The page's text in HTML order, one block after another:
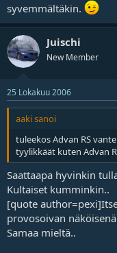
syvemmältäkin.
Juischi
New Member
25 Lokakuu 2006
aaki sanoi
tuleekos Advan RS
tyylikkäät kuten Advan
Saattaapa hyvinkin
Kultaiset kumminkin..
[quote
provosoivan
Samaa mieltä..